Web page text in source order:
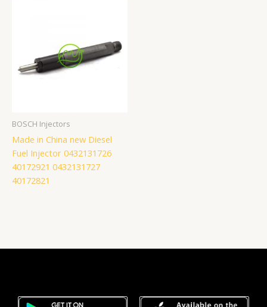
BOSCH Injectors
Made in China new Diesel
Fuel Injector 0432131726
40172921 0432131727
40172821